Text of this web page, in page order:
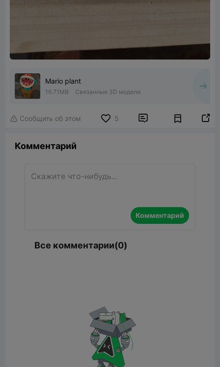
Mario plant
16.71MB Связанные 3D модели
 Сообщить об этом 5  
Комментарий
Комментарий
Все комментарии(0)